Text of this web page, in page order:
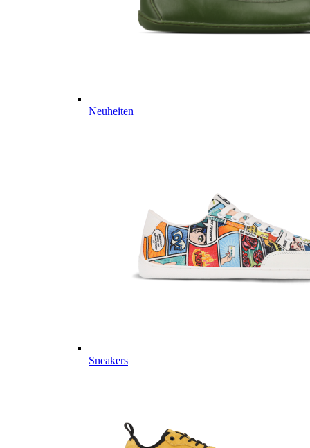
Neuheiten
Sneakers